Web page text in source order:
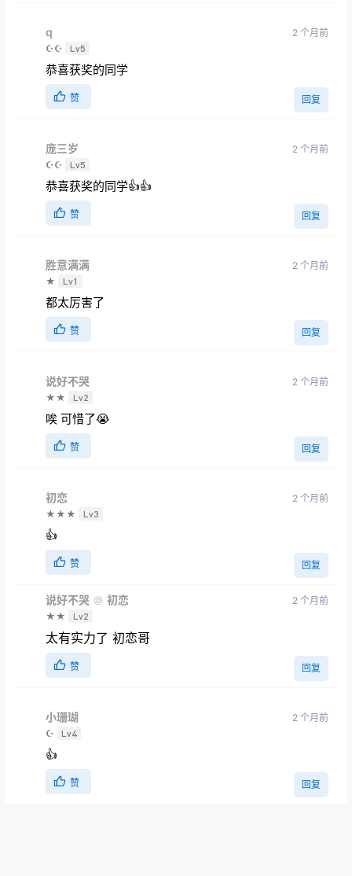
tomato
☪☪ Lv5
2 个月前
真的是大佬，加工成成品去售卖都没问题了👍
赞 回复
q
☪☪ Lv5
2 个月前
恭喜获奖的同学
赞 回复
庞三岁
☪☪ Lv5
2 个月前
恭喜获奖的同学👍👍
赞 回复
胜意满满
★ Lv1
2 个月前
都太厉害了
赞 回复
说好不哭
★★ Lv2
2 个月前
唉 可惜了😭
赞 回复
初恋
👍
赞
说好不哭
★★ Lv2
2 个月前
太有实力了 初恋哥
赞 回复